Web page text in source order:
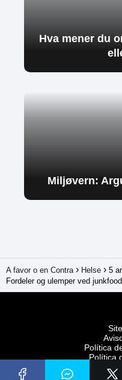
Hva mener du
Miljøvern:
A favor o en Contra Helse
5
Fordeler og ulemper ved junkfood
Política
Política